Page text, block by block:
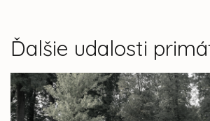
Ďalšie udalosti